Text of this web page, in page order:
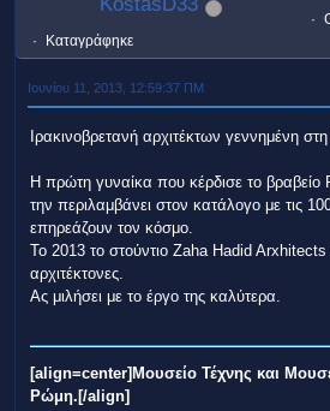
KostasD33
Καταγράφηκε
Ιουνίου 11, 2013, 12:59:37 ΠΜ
Ιρακινοβρετανή αρχιτέκτων γεννημένη
Η πρώτη γυναίκα που κέρδισε το
την περιλαμβάνει στον κατάλογο με τις
επηρεάζουν τον κόσμο.
Το 2013 το στούντιο Zaha Hadid
αρχιτέκτονες.
Ας μιλήσει με το έργο της καλύτερα.
[align=center]Μουσείο Τέχνης και
Ρώμη.[/align]